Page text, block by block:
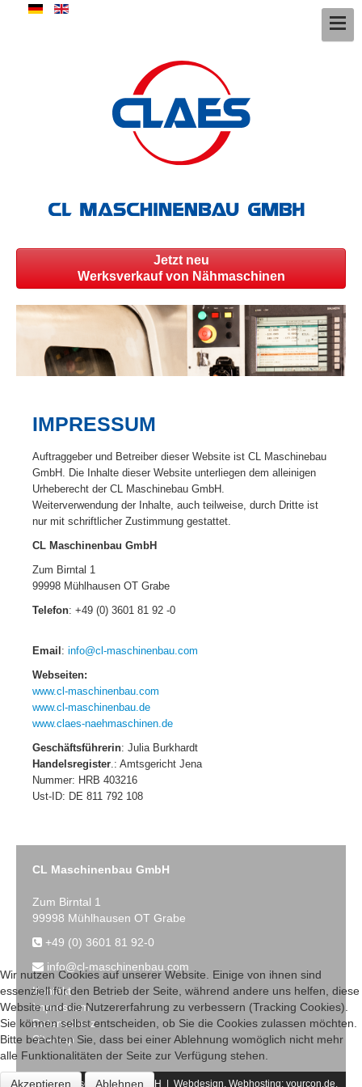
Jetzt neu
Werksverkauf von Nähmaschinen
IMPRESSUM
Auftraggeber und Betreiber dieser Website ist CL Maschinebau
GmbH. Die Inhalte dieser Website unterliegen dem alleinigen
Urheberecht der CL Maschinebau GmbH.
Weiterverwendung der Inhalte, auch teilweise, durch Dritte ist
nur mit schriftlicher Zustimmung gestattet.
CL Maschinenbau GmbH
Zum Birntal 1
99998 Mühlhausen OT Grabe
Telefon: +49 (0) 3601 81 92 -0
Email: info@cl-maschinenbau.com
Webseiten:
www.cl-maschinenbau.com
www.cl-maschinenbau.de
www.claes-naehmaschinen.de
Geschäftsführerin: Julia Burkhardt
Handelsregister .: Amtsgericht Jena
Nummer: HRB 403216
Ust-ID: DE 811 792 108
CL Maschinenbau GmbH
Zum Birntal 1
99998 Mühlhausen OT Grabe
+49 (0) 3601 81 92-0
info@cl-maschinenbau.com
Kontakt
Impressum
Datenschutz
Sitemap
2017 CL-Maschinenbau GmbH | Webdesign, Webhosting: yourcon.de,
Wir nutzen Cookies auf unserer Website. Einige von ihnen sind
essenziell für den Betrieb der Seite, während andere uns helfen, diese
Website und die Nutzererfahrung zu verbessern (Tracking Cookies).
Sie können selbst entscheiden, ob Sie die Cookies zulassen möchten.
Bitte beachten Sie, dass bei einer Ablehnung womöglich nicht mehr
alle Funktionalitäten der Seite zur Verfügung stehen.
Akzeptieren Ablehnen